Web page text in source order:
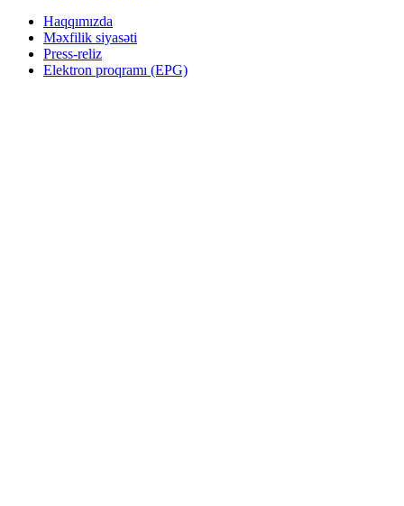
Haqqımızda
Məxfilik siyasəti
Press-reliz
Elektron proqramı (EPG)